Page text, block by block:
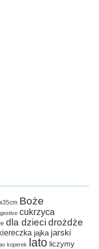
Boże
cukrzyca
dla dzieci drożdże
jajka jarski
koperek lato liczymy